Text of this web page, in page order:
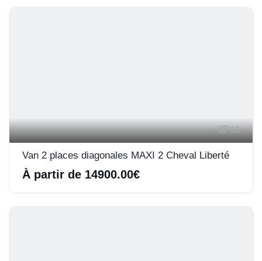
18
Van 2 places diagonales MAXI 2 Cheval Liberté
À partir de 14900.00€